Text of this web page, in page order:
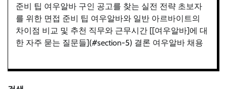
준비 팁 여우알바 구인 공고를 찾는 실전 전략 초보자
를 위한 면접 준비 팁 여우알바와 일반 아르바이트의
차이점 비교 및 추천 직무와 근무시간 [[여우알바]에 대
한 자주 묻는 질문들](#section-5) 결론 여우알바 채용